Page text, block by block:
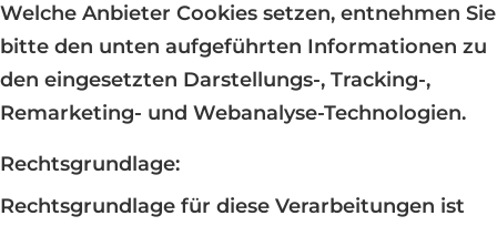
Welche Anbieter Cookies setzen, entnehmen Sie
bitte den unten aufgeführten Informationen zu
den eingesetzten Darstellungs-, Tracking-,
Remarketing- und Webanalyse-Technologien.
Rechtsgrundlage:
Rechtsgrundlage für diese Verarbeitungen ist